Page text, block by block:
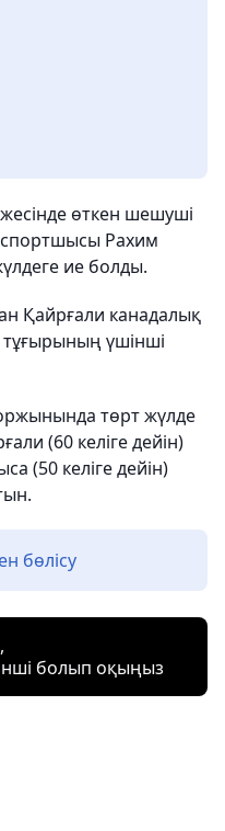
өткен шешуші
Рахим
ие болды.
Қайрғали канадалық
үшінші
төрт жүлде
(60 келіге дейін)
(50 келіге дейін)
бөлісу
болып оқыңыз